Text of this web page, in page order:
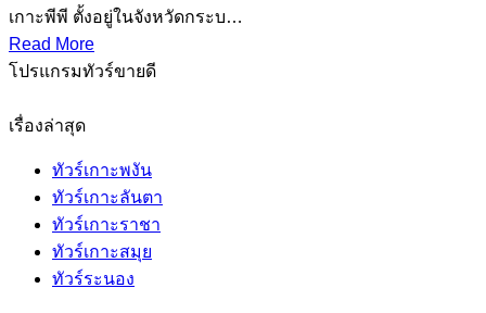
เกาะพีพี ตั้งอยู่ในจังหวัดกระบ…
Read More
โปรแกรมทัวร์ขายดี
เรื่องล่าสุด
ทัวร์เกาะพงัน
ทัวร์เกาะลันตา
ทัวร์เกาะราชา
ทัวร์เกาะสมุย
ทัวร์ระนอง